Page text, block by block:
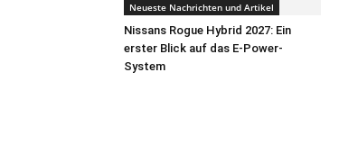
Neueste Nachrichten und Artikel
Nissans Rogue Hybrid 2027: Ein
erster Blick auf das E-Power-
System